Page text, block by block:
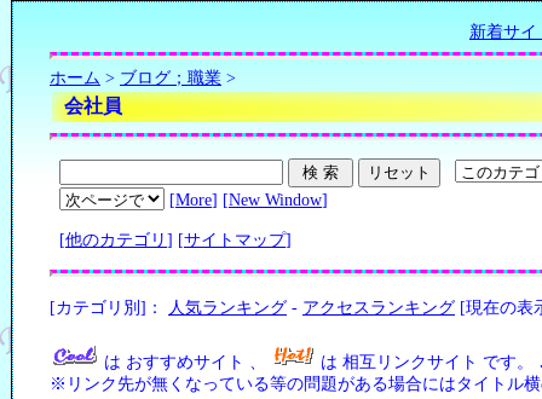
新着サイ
ホーム > ブログ；職業 >
会社員
[More] [New Window]
[他のカテゴリ ] [サイトマップ]
[カテゴリ別]： 人気ランキング - アクセスランキング [現在の表
は おすすめサイト 、 は 相互リンクサイト です。
※リンク先が無くなっている等の問題がある場合にはタイトル